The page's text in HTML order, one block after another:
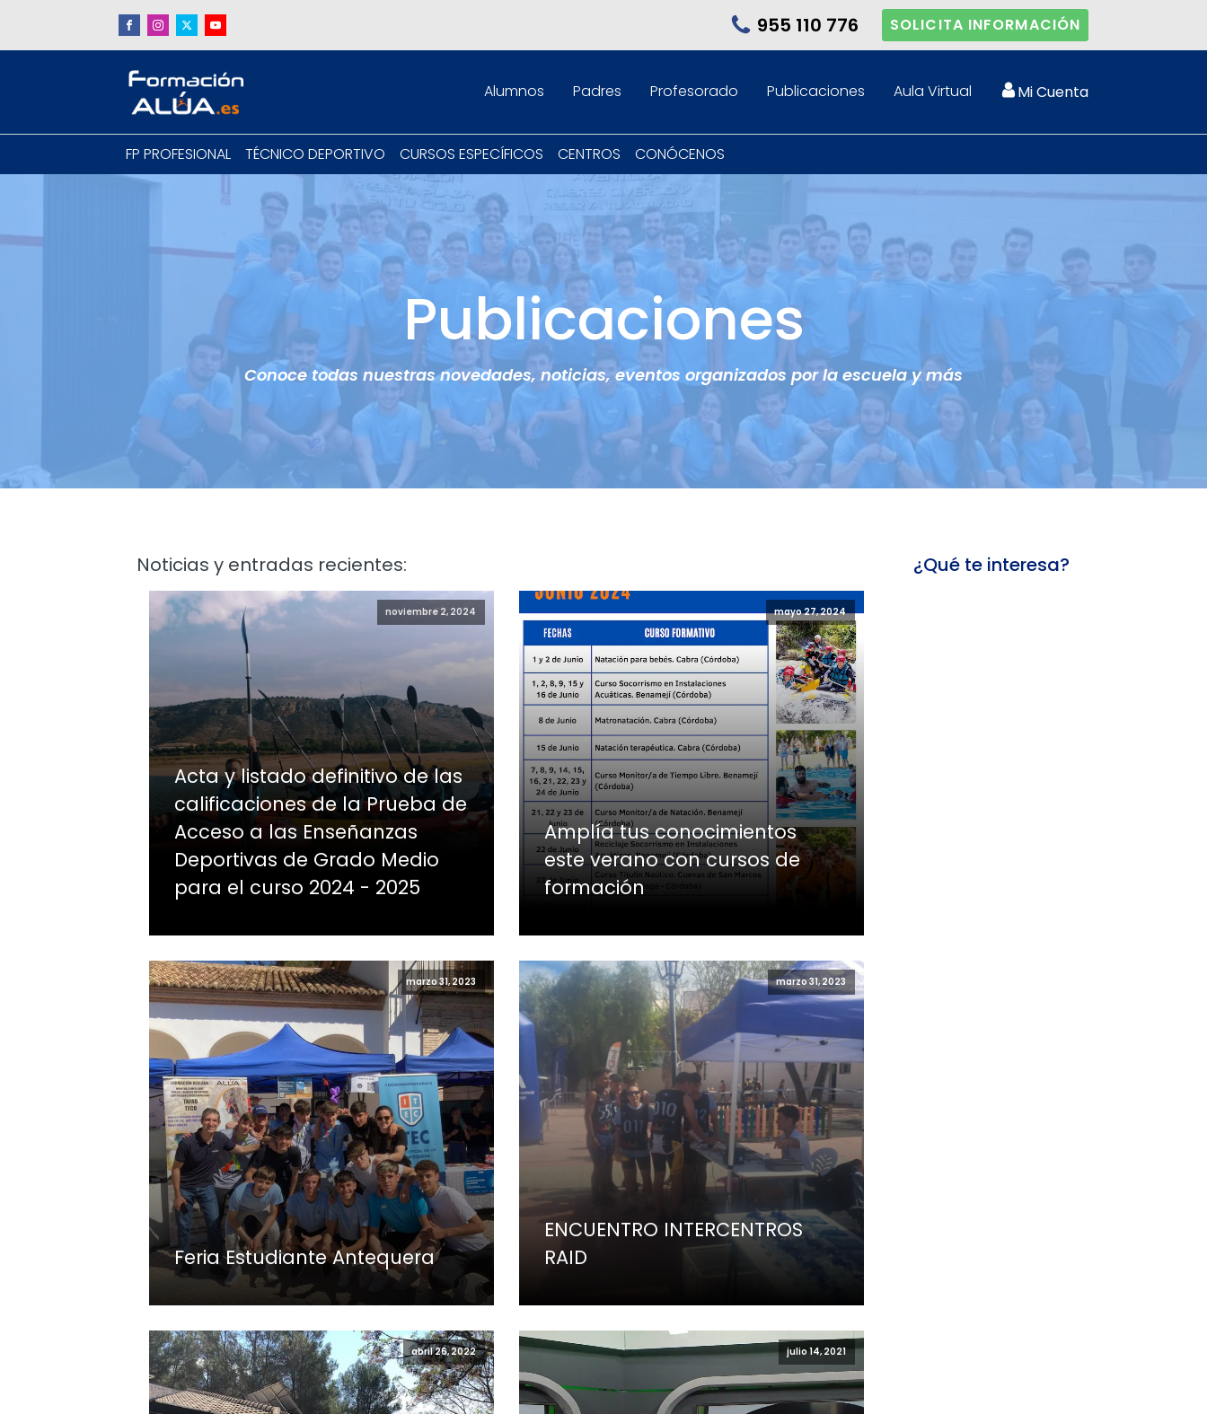
955 110 776 SOLICITA INFORMACIÓN
Alumnos Padres Profesorado Publicaciones Aula Virtual Mi Cuenta
FP PROFESIONAL TÉCNICO DEPORTIVO CURSOS ESPECÍFICOS CENTROS CONÓCENOS
Publicaciones
Conoce todas nuestras novedades, noticias, eventos organizados por la escuela y más
Noticias y entradas recientes:
noviembre 2, 2024
Acta y listado definitivo de las
calificaciones de la Prueba de
Acceso a las Enseñanzas
Deportivas de Grado Medio
para el curso 2024 - 2025
mayo 27, 2024
Amplía tus conocimientos
este verano con cursos de
formación
marzo 31, 2023
Feria Estudiante Antequera
marzo 31, 2023
ENCUENTRO INTERCENTROS
RAID
abril 26, 2022 julio 14, 2021
¿Qué te interesa?